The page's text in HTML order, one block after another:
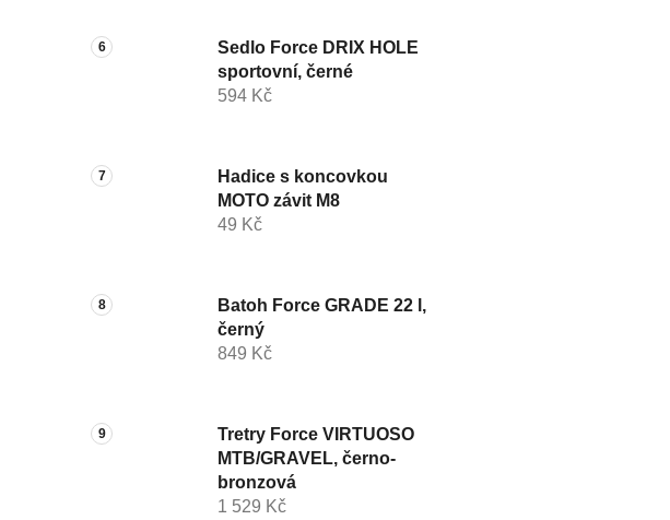
Sedlo Force DRIX HOLE
sportovní, černé
594 Kč
Hadice s koncovkou
MOTO závit M8
49 Kč
Batoh Force GRADE 22 l,
černý
849 Kč
Tretry Force VIRTUOSO
MTB/GRAVEL, černo-
bronzová
1 529 Kč